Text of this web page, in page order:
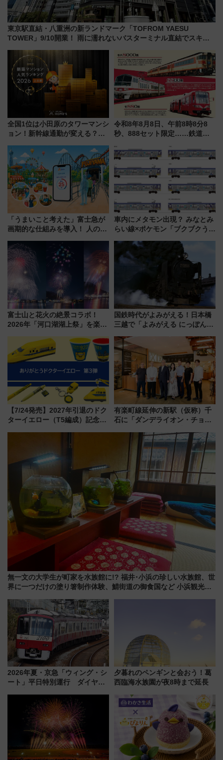
東京駅直結・八重洲の新ランドマーク「TOFROM YAESU
TOWER」9/10開業！ 雨に濡れないバスターミナル直結でスキマ
全国1位は小田原のタワーマンシ
ョン！新幹線通勤が変える？
【新築マンション人気ランキン
グ】
令和8年8月8日、午前8時8分8
秒、888セット限定……鉄道各
たち
「うまいこと考えた」富士急が
画期的な仕組みを導入！ 人のか
ん」始動
車内にメタモン出現？ みなとみ
らい線×ポケモン「ブクブクうみ
行開始に！ この夏は直通列車で
横浜へ！
富士山と花火の絶景コラボ！
2026年「河口湖湖上祭」を楽し
ススメ
国鉄時代がよみがえる！日本橋
三越で「よみがえる にっぽんの
敬の名作写真も、駅弁フェスも
同時開催！
【7/24発売】2027年引退のドク
ターイエロー（T5編成）記念グ
有楽町線延伸の新駅（仮称）千
石に「ダンデライオン・チョコ
1億円出資で挑む新時代のまちづ
くりとは？
無一文の大学生が町家を水族館に!? 福井･小浜の珍しい水族館、世
界に一つだけの塗り箸制作体験、鯖街道の御食国など 小浜観光レ
2026年夏・京急「ウィング・シ
ート」平日特別運行 ダイヤ・
三浦海岸を堪能できるお出かけ
プランもご紹介
夕暮れのペンギンと会おう！葛
西臨海水族園が夜8時まで延長